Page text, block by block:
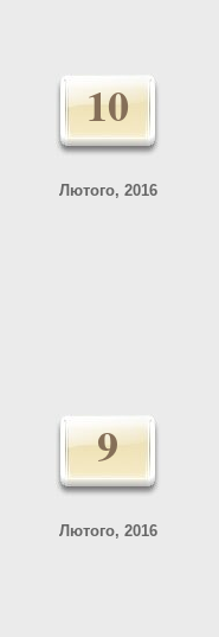
10
Лютого, 2016
9
Лютого, 2016